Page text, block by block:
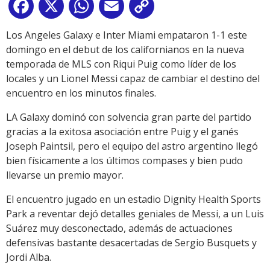
Facebook
X WhatsApp
Email
Link
Los Angeles Galaxy e Inter Miami empataron 1-1 este
domingo en el debut de los californianos en la nueva
temporada de MLS con Riqui Puig como líder de los
locales y un Lionel Messi capaz de cambiar el destino del
encuentro en los minutos finales.
LA Galaxy dominó con solvencia gran parte del partido
gracias a la exitosa asociación entre Puig y el ganés
Joseph Paintsil, pero el equipo del astro argentino llegó
bien físicamente a los últimos compases y bien pudo
llevarse un premio mayor.
El encuentro jugado en un estadio Dignity Health Sports
Park a reventar dejó detalles geniales de Messi, a un Luis
Suárez muy desconectado, además de actuaciones
defensivas bastante desacertadas de Sergio Busquets y
Jordi Alba.